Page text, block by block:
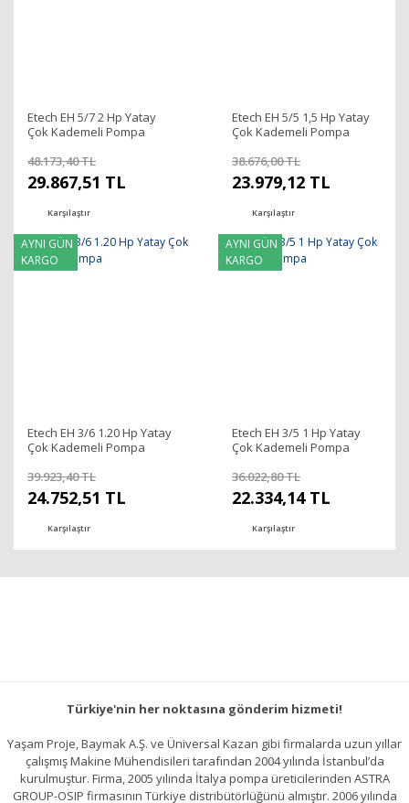
Etech EH 5/7 2 Hp Yatay
Çok Kademeli Pompa
48.173,40 TL
29.867,51 TL
Karşılaştır
Etech EH 5/5 1,5 Hp Yatay
Çok Kademeli Pompa
38.676,00 TL
23.979,12 TL
Karşılaştır
AYNI GÜN
KARGO
Etech EH 3/6 1.20 Hp Yatay
Çok Kademeli Pompa
39.923,40 TL
24.752,51 TL
Karşılaştır
AYNI GÜN
KARGO
Etech EH 3/5 1 Hp Yatay
Çok Kademeli Pompa
36.022,80 TL
22.334,14 TL
Karşılaştır
Türkiye'nin her noktasına gönderim hizmeti!
Yaşam Proje, Baymak A.Ş. ve Üniversal Kazan gibi firmalarda uzun yıllar
çalışmış Makine Mühendisileri tarafından 2004 yılında İstanbul’da
kurulmuştur. Firma, 2005 yılında İtalya pompa üreticilerinden ASTRA
GROUP-OSIP firmasının Türkiye distribütörlüğünü almıştır. 2006 yılında